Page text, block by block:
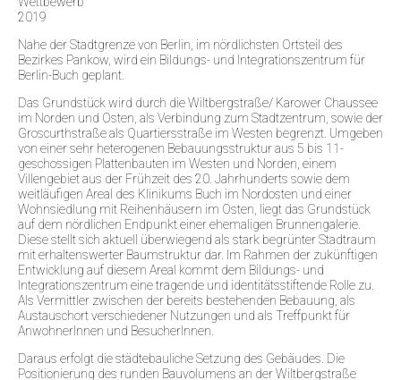
2019
Nahe der Stadtgrenze von Berlin, im nördlichsten Ortsteil des
Bezirkes Pankow, wird ein Bildungs- und Integrationszentrum für
Berlin-Buch geplant.
Das Grundstück wird durch die Wiltbergstraße/ Karower Chaussee
im Norden und Osten, als Verbindung zum Stadtzentrum, sowie der
Groscurthstraße als Quartiersstraße im Westen begrenzt. Umgeben
von einer sehr heterogenen Bebauungsstruktur aus 5 bis 11-
geschossigen Plattenbauten im Westen und Norden, einem
Villengebiet aus der Frühzeit des 20. Jahrhunderts sowie dem
weitläufigen Areal des Klinikums Buch im Nordosten und einer
Wohnsiedlung mit Reihenhäusern im Osten, liegt das Grundstück
auf dem nördlichen Endpunkt einer ehemaligen Brunnengalerie.
Diese stellt sich aktuell überwiegend als stark begrünter Stadtraum
mit erhaltenswerter Baumstruktur dar. Im Rahmen der zukünftigen
Entwicklung auf diesem Areal kommt dem Bildungs- und
Integrationszentrum eine tragende und identitätsstiftende Rolle zu.
Als Vermittler zwischen der bereits bestehenden Bebauung, als
Austauschort verschiedener Nutzungen und als Treffpunkt für
AnwohnerInnen und BesucherInnen.
Daraus erfolgt die städtebauliche Setzung des Gebäudes. Die
Positionierung des runden Bauvolumens an der Wiltbergstraße